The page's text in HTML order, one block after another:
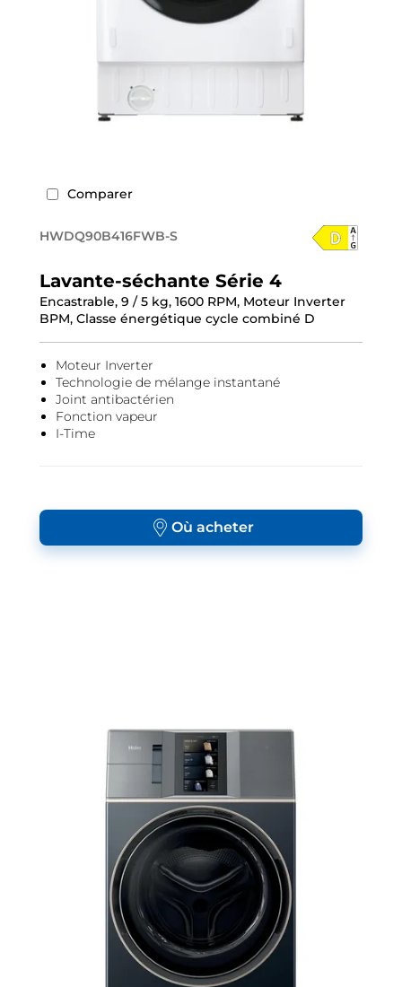
Comparer
HWDQ90B416FWB-S
Lavante-séchante Série 4
Encastrable, 9 / 5 kg, 1600 RPM, Moteur Inverter
BPM, Classe énergétique cycle combiné D
Moteur Inverter
Technologie de mélange instantané
Joint antibactérien
Fonction vapeur
I-Time
Où acheter